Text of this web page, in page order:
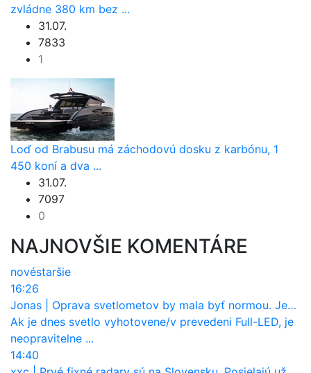
zvládne 380 km bez ...
31.07.
7833
1
Loď od Brabusu má záchodovú dosku z karbónu, 1
450 koní a dva ...
31.07.
7097
0
NAJNOVŠIE KOMENTÁRE
novéstaršie
16:26
Jonas
Oprava svetlometov by mala byť normou. Jeden nový dnes stojí priemerne 1251 eur!
Ak je dnes svetlo vyhotovene/v prevedeni Full-LED, je
neopravitelne ...
14:40